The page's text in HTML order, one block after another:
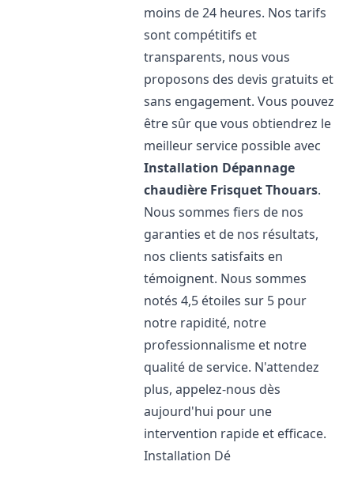
moins de 24 heures. Nos tarifs
sont compétitifs et
transparents, nous vous
proposons des devis gratuits et
sans engagement. Vous pouvez
être sûr que vous obtiendrez le
meilleur service possible avec
Installation Dépannage
chaudière FrisquetThouars.
Nous sommes fiers de nos
garanties et de nos résultats,
nos clients satisfaits en
témoignent. Nous sommes
notés 4,5 étoiles sur 5 pour
notre rapidité, notre
professionnalisme et notre
qualité de service. N'attendez
plus, appelez-nous dès
aujourd'hui pour une
intervention rapide et efficace.
Installation Dé